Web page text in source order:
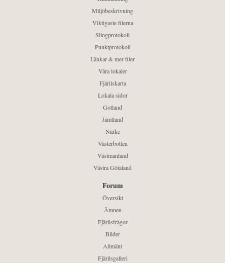
Miljöbeskrivning
Viktigaste filerna
Slingprotokoll
Punktprotokoll
Länkar & mer filer
Våra lokaler
Fjärilskarta
Lokala sidor
Gotland
Jämtland
Närke
Västerbotten
Västmanland
Västra Götaland
Forum
Översikt
Ämnen
Fjärilsfrågor
Bilder
Allmänt
Fjärilsgalleri